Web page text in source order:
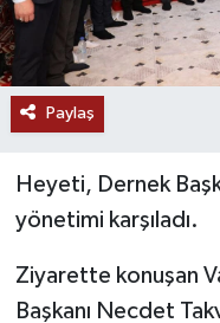
Paylaş
Heyeti, Dernek
yönetimi karşıladı.
Ziyarette konuşan
Başkanı Necdet